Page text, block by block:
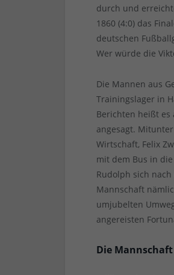
durch und
1860 (4:0) das
deutschen
Wer würde die
Die Mannen aus
Trainingslager in
Berichten heißt es
angesagt.
Wirtschaft, Felix
mit dem Bus in
Rudolph sich
Mannschaft
umjubelten
angereisten
Die Mannschaft